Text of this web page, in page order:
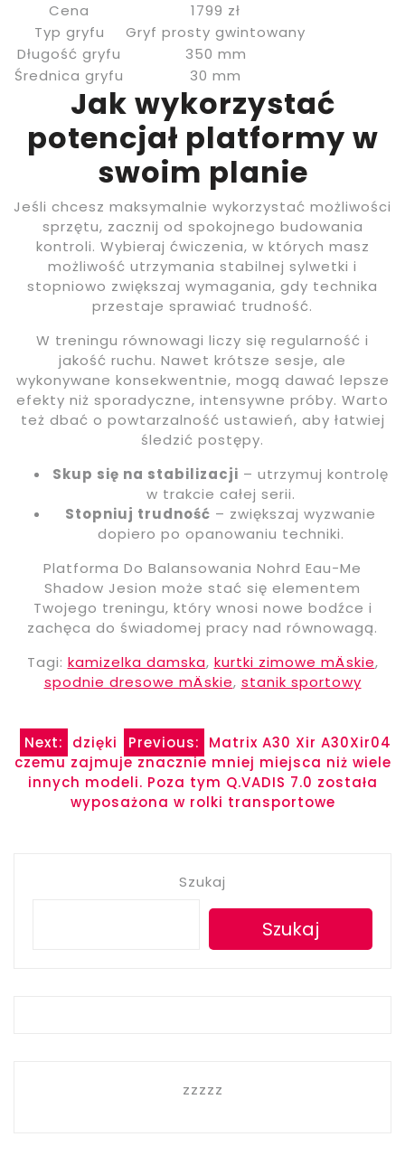
Cena
1799 zł
Typ gryfu
Gryf prosty gwintowany
Długość gryfu
350 mm
Średnica gryfu
30 mm
Jak wykorzystać
potencjał platformy w
swoim planie
Jeśli chcesz maksymalnie wykorzystać możliwości
sprzętu, zacznij od spokojnego budowania
kontroli. Wybieraj ćwiczenia, w których masz
możliwość utrzymania stabilnej sylwetki i
stopniowo zwiększaj wymagania, gdy technika
przestaje sprawiać trudność.
W treningu równowagi liczy się regularność i
jakość ruchu. Nawet krótsze sesje, ale
wykonywane konsekwentnie, mogą dawać lepsze
efekty niż sporadyczne, intensywne próby. Warto
też dbać o powtarzalność ustawień, aby łatwiej
śledzić postępy.
Skup się na stabilizacji – utrzymuj kontrolę
w trakcie całej serii.
Stopniuj trudność – zwiększaj wyzwanie
dopiero po opanowaniu techniki.
Platforma Do Balansowania Nohrd Eau-Me
Shadow Jesion może stać się elementem
Twojego treningu, który wnosi nowe bodźce i
zachęca do świadomej pracy nad równowagą.
Tagi: kamizelka damska, kurtki zimowe mÄskie,
spodnie dresowe mÄskie, stanik sportowy
Nawigacja
wpisu
Previous: Matrix A30 Xir A30Xir04
Next:
dzięki
czemu zajmuje znacznie mniej miejsca niż wiele
innych modeli. Poza tym Q.VADIS 7.0 została
wyposażona w rolki transportowe
Szukaj
Szukaj
zzzzz